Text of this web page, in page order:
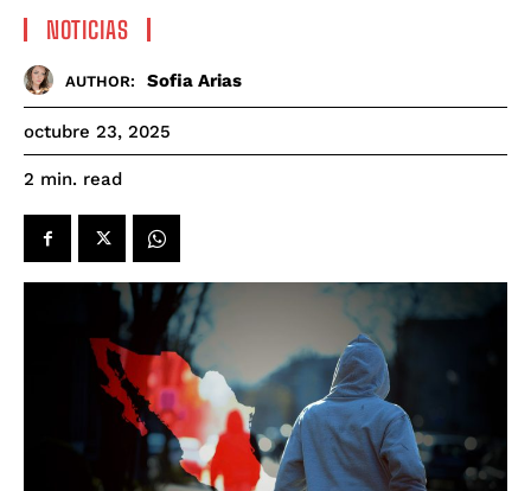
NOTICIAS
AUTHOR: Sofia Arias
octubre 23, 2025
2 min. read